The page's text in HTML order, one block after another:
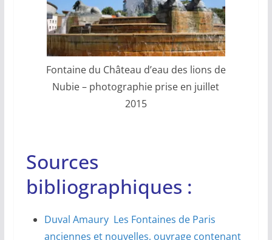
Fontaine du Château d’eau des lions de
Nubie – photographie prise en juillet
2015
Sources
bibliographiques :
Duval Amaury Les Fontaines de Paris
anciennes et nouvelles, ouvrage contenant